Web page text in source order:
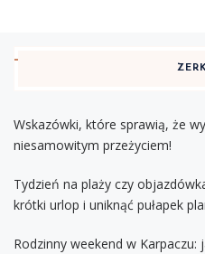
Wskazówki, które sprawią, że
niesamowitym przeżyciem!
Tydzień na plaży czy
krótki urlop i uniknąć pułapek
Rodzinny weekend w